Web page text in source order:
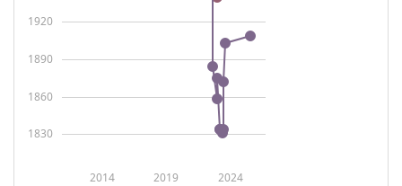
2014 2019 2024
1830
1860
1890
1920